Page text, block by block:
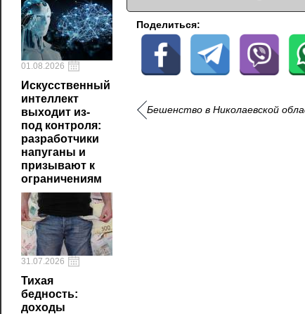
01.08.2026
Искусственный
интеллект
выходит из-
под контроля:
разработчики
напуганы и
призывают к
ограничениям
31.07.2026
Тихая
бедность:
доходы
Поделиться:
Бешенство в Николаевской